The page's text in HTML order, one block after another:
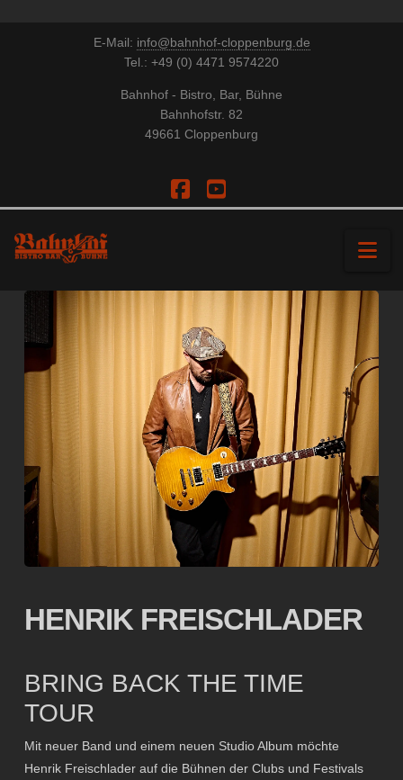
E-Mail: info@bahnhof-cloppenburg.de
Tel.: +49 (0) 4471 9574220
Bahnhof - Bistro, Bar, Bühne
Bahnhofstr. 82
49661 Cloppenburg
Facebook
YouTube
HENRIK FREISCHLADER
BRING BACK THE TIME
TOUR
Mit neuer Band und einem neuen Studio Album möchte
Henrik Freischlader auf die Bühnen der Clubs und Festivals